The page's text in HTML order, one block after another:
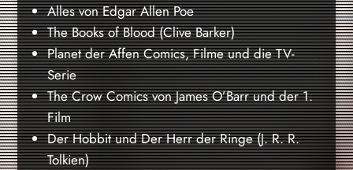
Alles von Edgar Allen Poe
The Books of Blood (Clive Barker)
Planet der Affen Comics, Filme und die TV-
Serie
The Crow Comics von James O’Barr und der 1.
Film
Der Hobbit und Der Herr der Ringe (J. R. R.
Tolkien)